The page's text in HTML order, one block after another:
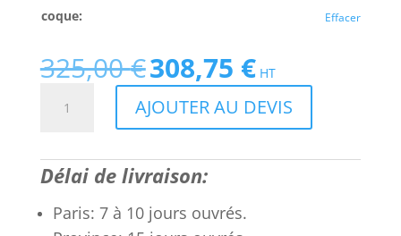
coque:
Effacer
325,00€ Le
prix
initial
était :
308,75 €Le
prix
actuel
est :
HT
bois
pied
AJOUTER AU DEVIS
Délai de livraison:
Paris: 7 à 10 jours ouvrés.